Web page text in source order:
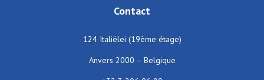
Contact
124 Italiëlei (19ème étage)
Anvers 2000 – Belgique